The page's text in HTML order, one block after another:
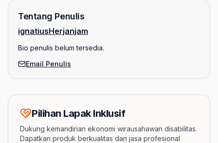
Tentang Penulis
ignatiusHerjanjam
Bio penulis belum tersedia.
Email Penulis
Pilihan Lapak Inklusif
Dukung kemandirian ekonomi wirausahawan disabilitas.
Dapatkan produk berkualitas dan jasa profesional